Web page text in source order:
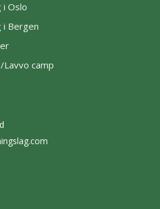
i Oslo
i Bergen
Lavvo camp